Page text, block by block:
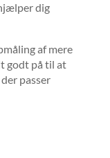
dig
af mere
godt på til at
passer